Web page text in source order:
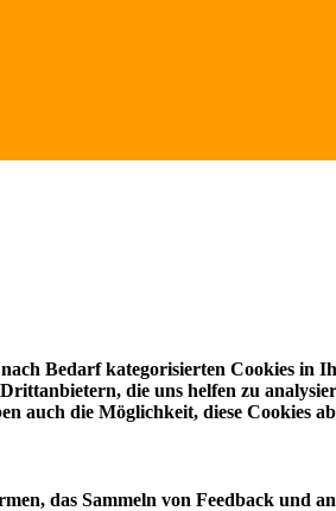
Bedarf kategorisierten Cookies in
die uns helfen zu
auch die Möglichkeit, diese Cookies
das Sammeln von Feedback und